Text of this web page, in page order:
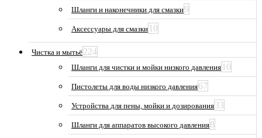
Шланги и наконечники для смазки9
Аксессуары для смазки 10
Чистка и мытьё224
Шланги для чистки и мойки низкого давления 10
Пистолеты для воды низкого давления67
Устройства для пены, мойки и дозирования33
Шланги для аппаратов высокого давления8